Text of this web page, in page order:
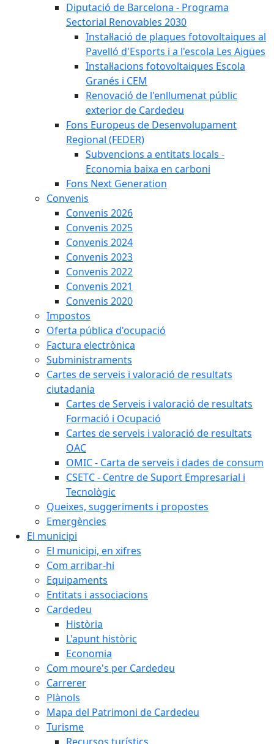
Diputació de Barcelona - Programa
Sectorial Renovables 2030
Instal·lació de plaques fotovoltaiques al
Pavelló d'Esports i a l'escola Les Aigües
Instal·lacions fotovoltaiques Escola
Granés i CEM
Renovació de l'enllumenat públic
exterior de Cardedeu
Fons Europeus de Desenvolupament
Regional (FEDER)
Subvencions a entitats locals -
Economia baixa en carboni
Fons Next Generation
Convenis
Convenis 2026
Convenis 2025
Convenis 2024
Convenis 2023
Convenis 2022
Convenis 2021
Convenis 2020
Impostos
Oferta pública d'ocupació
Factura electrònica
Subministraments
Cartes de serveis i valoració de resultats
ciutadania
Cartes de Serveis i valoració de resultats
Formació i Ocupació
Cartes de serveis i valoració de resultats
OAC
OMIC - Carta de serveis i dades de consum
CSETC - Centre de Suport Empresarial i
Tecnològic
Queixes, suggeriments i propostes
Emergències
El municipi
El municipi, en xifres
Com arribar-hi
Equipaments
Entitats i associacions
Cardedeu
Història
L'apunt històric
Economia
Com moure's per Cardedeu
Carrerer
Plànols
Mapa del Patrimoni de Cardedeu
Turisme